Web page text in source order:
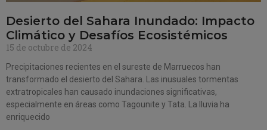
Desierto del Sahara Inundado: Impacto
Climático y Desafíos Ecosistémicos
15 de octubre de 2024
Precipitaciones recientes en el sureste de Marruecos han
transformado el desierto del Sahara. Las inusuales tormentas
extratropicales han causado inundaciones significativas,
especialmente en áreas como Tagounite y Tata. La lluvia ha
enriquecido